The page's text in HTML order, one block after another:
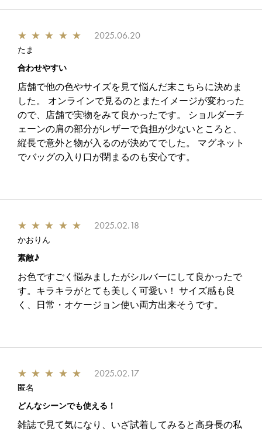
★ ★ ★ ★ ★ 2025.06.20
たま
合わせやすい
店舗で他の色やサイズを見て悩んだ末こちらに決めま
した。 オンラインで見るのとまたイメージが変わった
ので、店舗で実物をみて良かったです。 ショルダーチ
ェーンの肩の部分がレザーで負担が少ないところと、
縦長で意外と物が入るのが決めてでした。 マグネット
でバッグの入り口が閉まるのも安心です。
★ ★ ★ ★ ★ 2025.02.18
かおりん
素敵♪
お色ですごく悩みましたがシルバーにして良かったで
す。キラキラがとても美しく可愛い！ サイズ感も良
く、日常・オケージョン使い両方出来そうです。
★ ★ ★ ★ ★ 2025.02.17
匿名
どんなシーンでも使える！
雑誌で見て気になり、いざ試着してみると高身長の私